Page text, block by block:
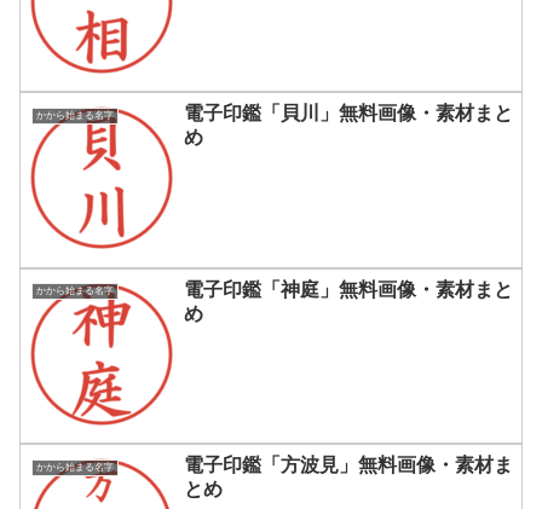
かから始まる名字
電子印鑑「貝川」無料画像・素材まと
め
かから始まる名字
電子印鑑「神庭」無料画像・素材まと
め
かから始まる名字
電子印鑑「方波見」無料画像・素材ま
とめ